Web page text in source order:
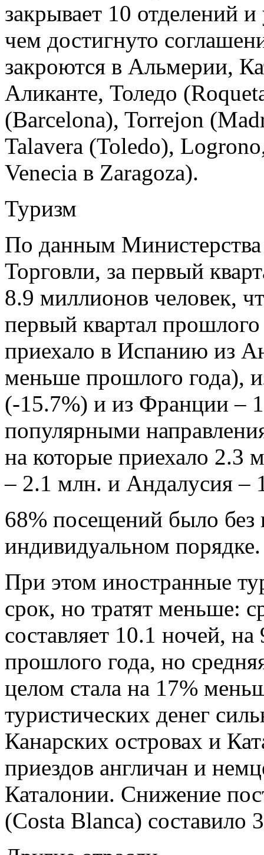
закрывает 10 отделений
чем достигнуто
закроются в Альмерии,
Аликанте, Толедо
(Barcelona), Torrejon
Talavera (Toledo),
Venecia в Zaragoza).
Туризм
По данным
Торговли, за первый
8.9 миллионов человек,
первый квартал
приехало в Испанию из
меньше прошлого года),
(-15.7%) и из Франции –
популярными
на которые приехало 2.3
– 2.1 млн. и Андалусия –
68% посещений было без
индивидуальном порядке.
При этом иностранные
срок, но тратят меньше:
составляет 10.1 ночей,
прошлого года, но
целом стала на 17%
туристических денег
Канарских островах и
приездов англичан и
Каталонии. Снижение
(Costa Blanca) составило